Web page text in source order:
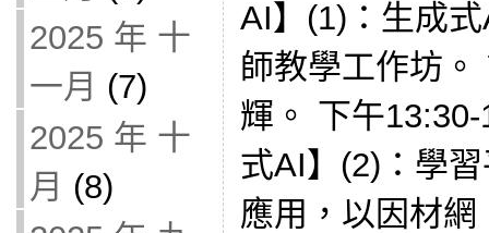
2025 年 十
一月 (7)
2025 年 十
月 (8)
AI】(1)：生成
師教學工作坊
輝。 下午
式AI】(2)：學
應用，以因材